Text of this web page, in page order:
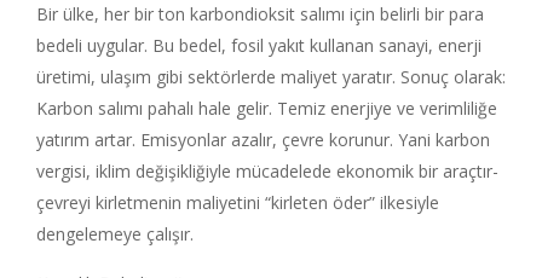
Bir ülke, her bir ton karbondioksit salımı için belirli bir para
bedeli uygular. Bu bedel, fosil yakıt kullanan sanayi, enerji
üretimi, ulaşım gibi sektörlerde maliyet yaratır. Sonuç olarak:
Karbon salımı pahalı hale gelir. Temiz enerjiye ve verimliliğe
yatırım artar. Emisyonlar azalır, çevre korunur. Yani karbon
vergisi, iklim değişikliğiyle mücadelede ekonomik bir araçtır-
çevreyi kirletmenin maliyetini “kirleten öder” ilkesiyle
dengelemeye çalışır.